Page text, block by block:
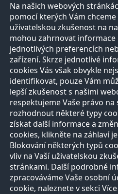
Na našich webových
pomocí kterých Vám
uživatelskou zkušenost na
mohou zahrnovat informace
jednotlivých preferencích
zařízení. Skrze jednotlivé
cookies Vás však obvykle
identifikovat, pouze Vám
lepší zkušenost s našimi
respektujeme Vaše právo
rozhodnout některé typy
získat další informace a
cookies, klikněte na záhlaví
Blokování některých typů
vliv na Vaší uživatelskou
stránkami. Další podrobné
zpracováváme Vaše osobní
cookie, naleznete v sekci